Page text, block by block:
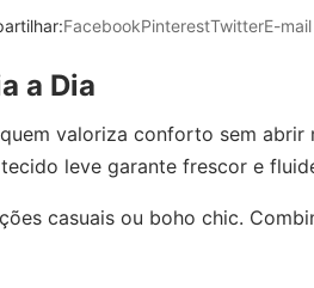
FacebookPinterestTwitterE-mail
a Dia
valoriza conforto sem abrir
leve garante frescor e
casuais ou boho chic.